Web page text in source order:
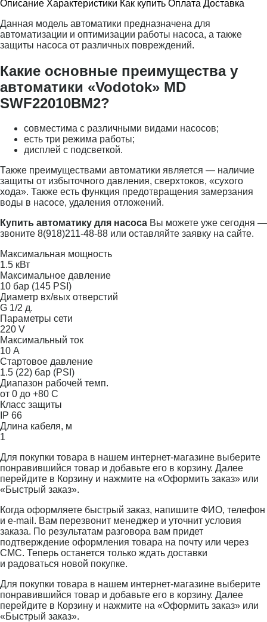
Описание Характеристики Как купить Оплата Доставка
Данная модель автоматики предназначена для
автоматизации и оптимизации работы насоса, а также
защиты насоса от различных повреждений.
Какие основные преимущества у
автоматики «Vodotok» MD
SWF22010BM2?
совместима с различными видами насосов;
есть три режима работы;
дисплей с подсветкой.
Также преимуществами автоматики является — наличие
защиты от избыточного давления, сверхтоков, «сухого
хода». Также есть функция предотвращения замерзания
воды в насосе, удаления отложений.
Купить автоматику для насоса Вы можете уже сегодня —
звоните 8(918)211-48-88 или оставляйте заявку на сайте.
Максимальная мощность
1.5 кВт
Максимальное давление
10 бар (145 PSI)
Диаметр вх/вых отверстий
G 1/2 д.
Параметры сети
220 V
Максимальный ток
10 А
Стартовое давление
1.5 (22) бар (PSI)
Диапазон рабочей темп.
от 0 до +80 С
Класс защиты
IP 66
Длина кабеля, м
1
Для покупки товара в нашем интернет-магазине выберите
понравившийся товар и добавьте его в корзину. Далее
перейдите в Корзину и нажмите на «Оформить заказ» или
«Быстрый заказ».
Когда оформляете быстрый заказ, напишите ФИО, телефон
и e-mail. Вам перезвонит менеджер и уточнит условия
заказа. По результатам разговора вам придет
подтверждение оформления товара на почту или через
СМС. Теперь останется только ждать доставки
и радоваться новой покупке.
Для покупки товара в нашем интернет-магазине выберите
понравившийся товар и добавьте его в корзину. Далее
перейдите в Корзину и нажмите на «Оформить заказ» или
«Быстрый заказ».